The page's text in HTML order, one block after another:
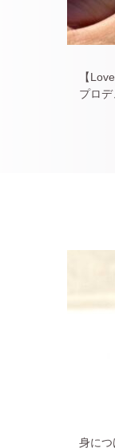
【
プロ
身につ